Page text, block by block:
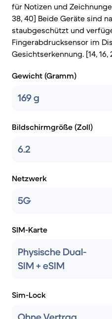
für Notizen und
38, 40] Beide Geräte sind
staubgeschützt und
Fingerabdrucksensor im
Gesichtserkennung. [14, 16,
Gewicht (Gramm)
169 g
Bildschirmgröße (Zoll)
6.2
Netzwerk
5G
SIM-Karte
Physische Dual-
SIM + eSIM
Sim-Lock